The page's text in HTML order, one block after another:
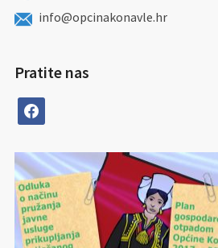
info@opcinakonavle.hr
Pratite nas
facebook